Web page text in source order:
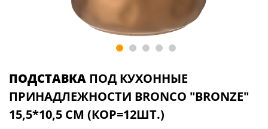
ПОДСТАВКА ПОД КУХОННЫЕ
ПРИНАДЛЕЖНОСТИ BRONCO "BRONZE"
15,5*10,5 СМ (КОР=12ШТ.)